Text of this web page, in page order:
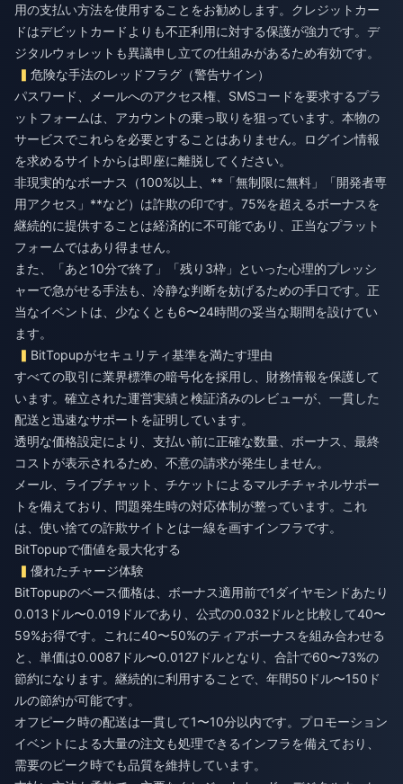
用の支払い方法を使用することをお勧めします。クレジットカー
ドはデビットカードよりも不正利用に対する保護が強力です。デ
ジタルウォレットも異議申し立ての仕組みがあるため有効です。
危険な手法のレッドフラグ（警告サイン）
パスワード、メールへのアクセス権、SMSコードを要求するプラ
ットフォームは、アカウントの乗っ取りを狙っています。本物の
サービスでこれらを必要とすることはありません。ログイン情報
を求めるサイトからは即座に離脱してください。
非現実的なボーナス（100%以上、**「無制限に無料」「開発者専
用アクセス」**など）は詐欺の印です。75%を超えるボーナスを
継続的に提供することは経済的に不可能であり、正当なプラット
フォームではあり得ません。
また、「あと10分で終了」「残り3枠」といった心理的プレッシ
ャーで急がせる手法も、冷静な判断を妨げるための手口です。正
当なイベントは、少なくとも6〜24時間の妥当な期間を設けてい
ます。
BitTopupがセキュリティ基準を満たす理由
すべての取引に業界標準の暗号化を採用し、財務情報を保護して
います。確立された運営実績と検証済みのレビューが、一貫した
配送と迅速なサポートを証明しています。
透明な価格設定により、支払い前に正確な数量、ボーナス、最終
コストが表示されるため、不意の請求が発生しません。
メール、ライブチャット、チケットによるマルチチャネルサポー
トを備えており、問題発生時の対応体制が整っています。これ
は、使い捨ての詐欺サイトとは一線を画すインフラです。
BitTopupで価値を最大化する
優れたチャージ体験
BitTopupのベース価格は、ボーナス適用前で1ダイヤモンドあたり
0.013ドル〜0.019ドルであり、公式の0.032ドルと比較して40〜
59%お得です。これに40〜50%のティアボーナスを組み合わせる
と、単価は0.0087ドル〜0.0127ドルとなり、合計で60〜73%の
節約になります。継続的に利用することで、年間50ドル〜150ド
ルの節約が可能です。
オフピーク時の配送は一貫して1〜10分以内です。プロモーション
イベントによる大量の注文も処理できるインフラを備えており、
需要のピーク時でも品質を維持しています。